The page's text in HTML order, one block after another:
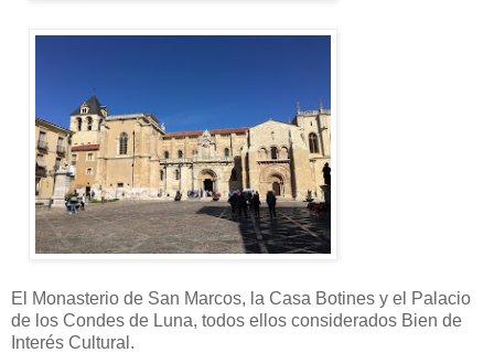
El Monasterio de San Marcos, la Casa Botines y el Palacio
de los Condes de Luna, todos ellos considerados Bien de
Interés Cultural.